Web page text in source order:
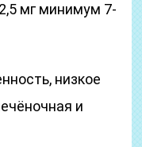
мг минимум 7-
низкое
и